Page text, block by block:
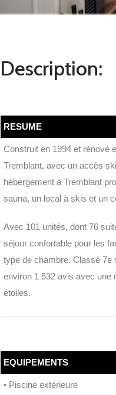
Description:
RESUME
Construit en 1994 et rénové
Tremblant, avec un accès
hébergement à Tremblant
sauna, un local à skis et un
Avec 101 unités, dont 76
séjour confortable pour les
type de chambre. Classé 7e
environ 1 532 avis avec une
étoiles.
EQUIPEMENTS
• Piscine extérieure